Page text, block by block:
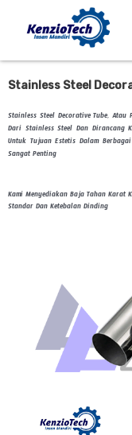
Stainless Steel
Stainless Steel Decorative Tube,
Dari Stainless Steel Dan Dirancang
Untuk Tujuan Estetis Dalam
Sangat Penting
Kami Menyediakan Baja Tahan Karat
Standar Dan Ketebalan Dinding